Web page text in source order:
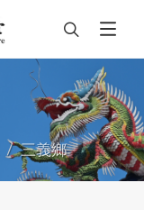
三義鄉